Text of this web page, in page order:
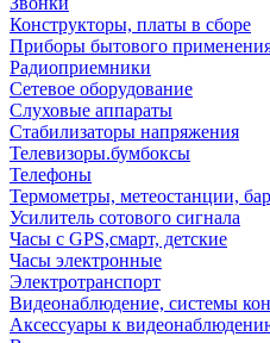
Конструкторы, платы в сборе
Приборы бытового
Радиоприемники
Сетевое оборудование
Слуховые аппараты
Стабилизаторы напряжения
Телевизоры.бумбоксы
Телефоны
Термометры, метеостанции,
Усилитель сотового сигнала
Часы с GPS,смарт, детские
Часы электронные
Электротранспорт
Видеонаблюдение, системы
Аксессуары к